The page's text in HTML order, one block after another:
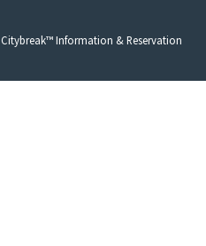
Citybreak™ Information & Reservation